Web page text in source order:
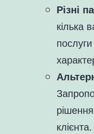
Різні
кілька
клієнта.